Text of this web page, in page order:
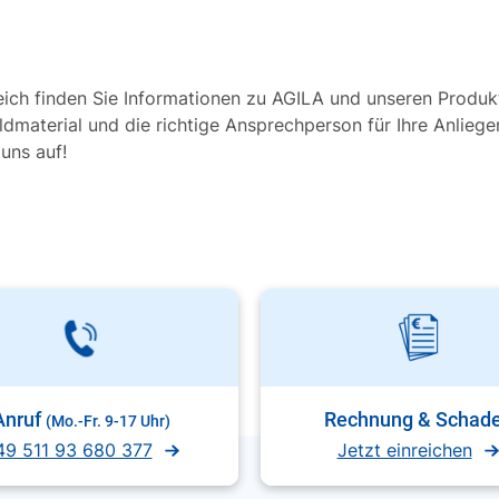
finden Sie Informationen zu AGILA und unseren
und die richtige Ansprechperson für Ihre
auf!
(Mo.-Fr. 9-17 Uhr)
511 93 680 377
Rechnung &
Jetzt einreichen